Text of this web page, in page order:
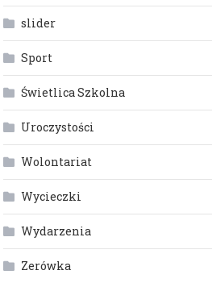
slider
Sport
Świetlica Szkolna
Uroczystości
Wolontariat
Wycieczki
Wydarzenia
Zerówka